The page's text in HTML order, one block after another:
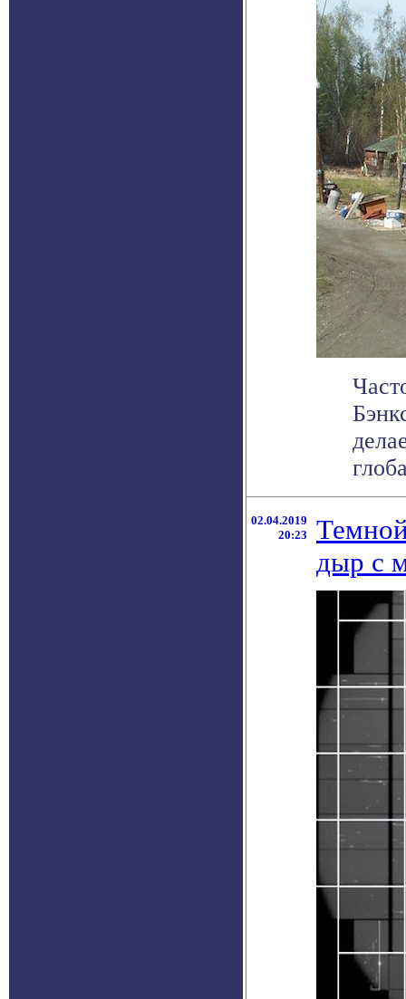
02.04.2019
20:23
дыр с